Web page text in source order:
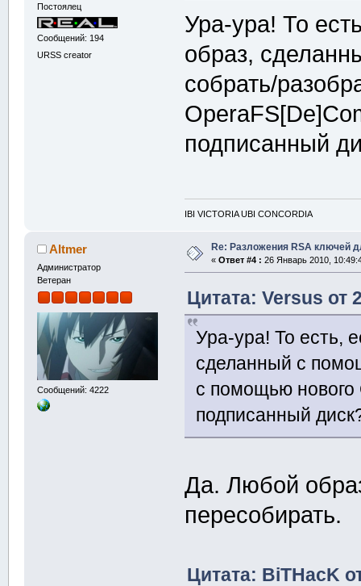
Постоялец
Сообщений: 194
URSS creator
Ура-ура! То
образ,
собрать/
подписанный
IBI VICTORIA UBI CONCORDIA
Altmer
Администратор
Ветеран
Сообщений: 4222
Re: Разложения RSA ключей
« Ответ #4 : 26 Январь 2010,
Цитата: Versus от
Ура-ура! То есть,
сделанный с
с помощью нового
подписанный
Да. Любой
пересобирать.
Цитата: BiTHacK